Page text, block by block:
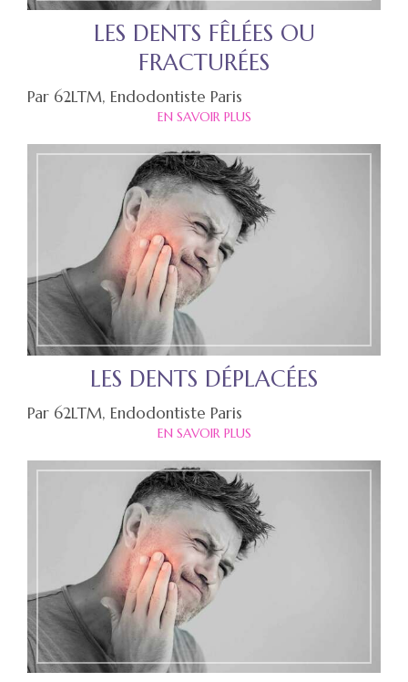
LES DENTS FÊLÉES OU
FRACTURÉES
Par 62LTM, Endodontiste Paris
EN SAVOIR PLUS
LES DENTS DÉPLACÉES
Par 62LTM, Endodontiste Paris
EN SAVOIR PLUS